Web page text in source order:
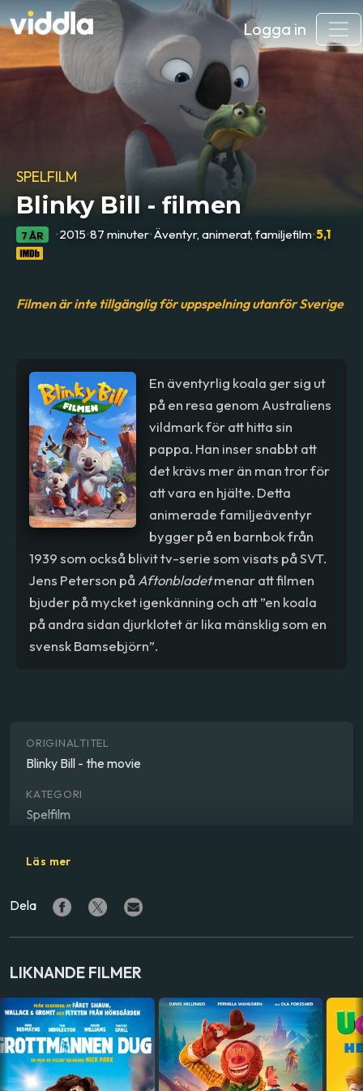
Logga in
SPELFILM
Blinky Bill - filmen
7 ÅR •2015•87 minuter•Äventyr, animerat, familjefilm•5,1
Filmen är inte tillgänglig för uppspelning utanför Sverige
En äventyrlig koala ger sig ut
på en resa genom Australiens
vildmark för att hitta sin
pappa. Han inser snabbt att
det krävs mer än man tror för
att vara en hjälte. Detta
animerade familjeäventyr
bygger på en barnbok från
1939 som också blivit tv-serie som visats på SVT.
Jens Peterson på Aftonbladetmenar att filmen
bjuder på mycket igenkänning och att ”en koala
på andra sidan djurklotet är lika mänsklig som en
svensk Bamsebjörn”.
ORIGINALTITEL
Blinky Bill - the movie
KATEGORI
Spelfilm
Äventyr, animerat, familjefilm
REGISSÖR
Australien, USA
SPRÅK
Finska,Svenska
Läs mer
Dela
LIKNANDE FILMER